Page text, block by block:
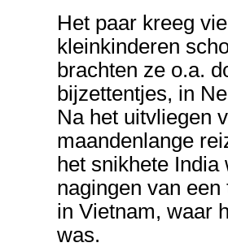
Het paar kreeg
kleinkinderen
brachten ze o.a.
bijzettentjes, in
Na het uitvliegen
maandenlange
het snikhete India
nagingen van
in Vietnam, waar
was.